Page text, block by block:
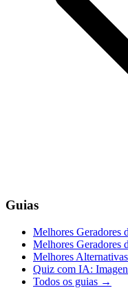
Guias
Melhores Geradores
Melhores Geradores
Melhores
Quiz com IA:
Todos os guias →